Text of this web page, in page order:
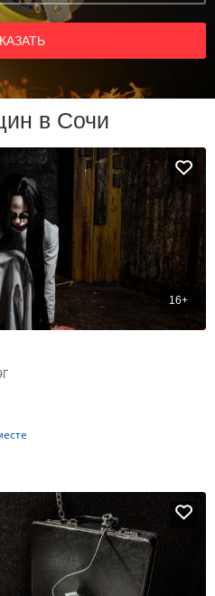
в Сочи
16+